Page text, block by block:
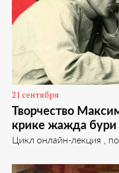
21 сентября
Творчество
крике жажда бури
Цикл онлайн-лекция ,